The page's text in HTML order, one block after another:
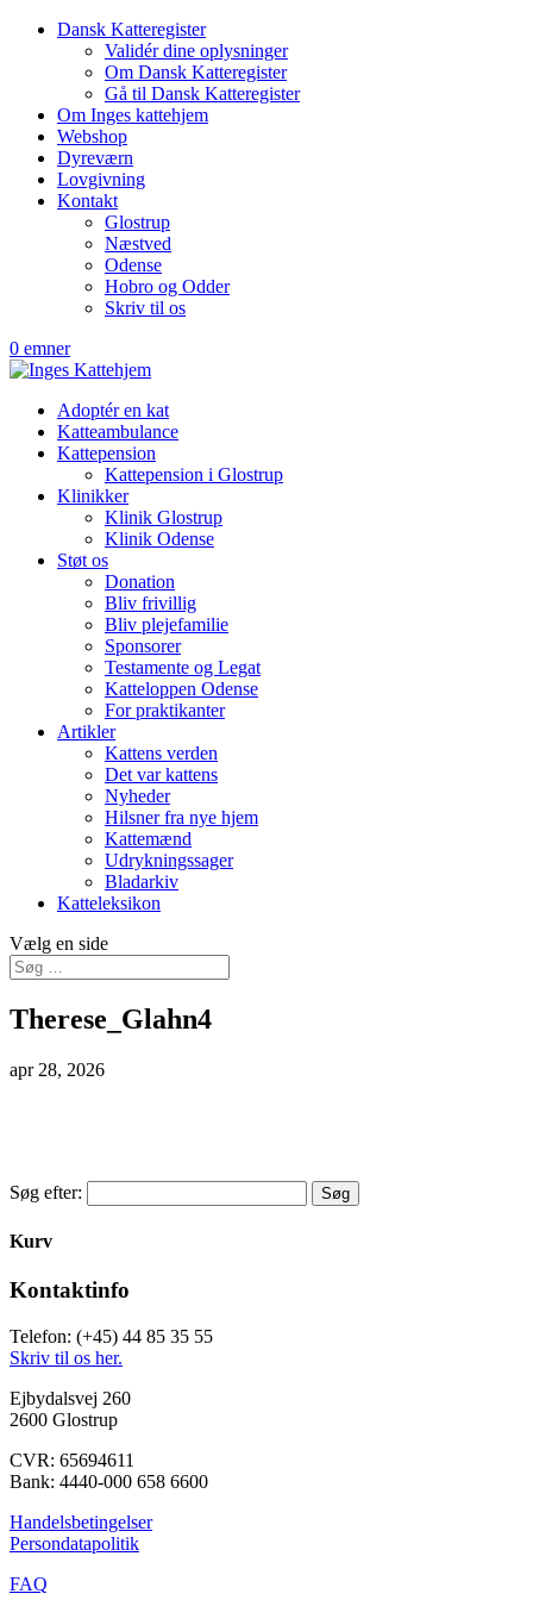
Dansk Katteregister
Validér dine oplysninger
Om Dansk Katteregister
Gå til Dansk Katteregister
Om Inges kattehjem
Webshop
Dyreværn
Lovgivning
Kontakt
Glostrup
Næstved
Odense
Hobro og Odder
Skriv til os
0 emner
Adoptér en kat
Katteambulance
Kattepension
Kattepension i Glostrup
Klinikker
Klinik Glostrup
Klinik Odense
Støt os
Donation
Bliv frivillig
Bliv plejefamilie
Sponsorer
Testamente og Legat
Katteloppen Odense
For praktikanter
Artikler
Kattens verden
Det var kattens
Nyheder
Hilsner fra nye hjem
Kattemænd
Udrykningssager
Bladarkiv
Katteleksikon
Vælg en side
Therese_Glahn4
apr 28, 2026
Søg efter:
Kurv
Kontaktinfo
Telefon: (+45) 44 85 35 55
Skriv til os her.
Ejbydalsvej 260
2600 Glostrup
CVR: 65694611
Bank: 4440-000 658 6600
Handelsbetingelser
Persondatapolitik
FAQ